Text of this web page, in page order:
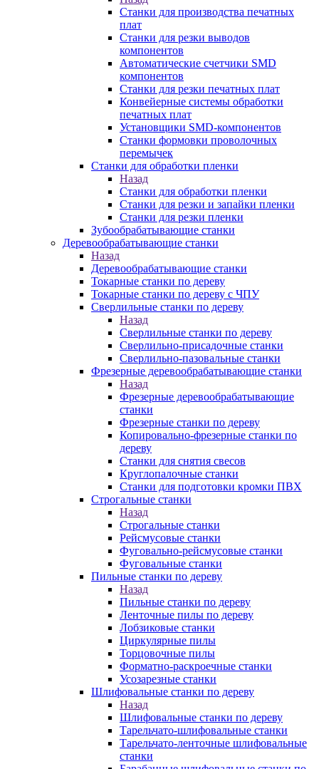
Станки для производства печатных
плат
Станки для резки выводов
компонентов
Автоматические счетчики SMD
компонентов
Станки для резки печатных плат
Конвейерные системы обработки
печатных плат
Установщики SMD-компонентов
Станки формовки проволочных
перемычек
Станки для обработки пленки
Назад
Станки для обработки пленки
Станки для резки и запайки пленки
Станки для резки пленки
Зубообрабатывающие станки
Деревообрабатывающие станки
Назад
Деревообрабатывающие станки
Токарные станки по дереву
Токарные станки по дереву с ЧПУ
Сверлильные станки по дереву
Назад
Сверлильные станки по дереву
Сверлильно-присадочные станки
Сверлильно-пазовальные станки
Фрезерные деревообрабатывающие станки
Назад
Фрезерные деревообрабатывающие
станки
Фрезерные станки по дереву
Копировально-фрезерные станки по
дереву
Станки для снятия свесов
Круглопалочные станки
Станки для подготовки кромки ПВХ
Строгальные станки
Назад
Строгальные станки
Рейсмусовые станки
Фуговально-рейсмусовые станки
Фуговальные станки
Пильные станки по дереву
Назад
Пильные станки по дереву
Ленточные пилы по дереву
Лобзиковые станки
Циркулярные пилы
Торцовочные пилы
Форматно-раскроечные станки
Усозарезные станки
Шлифовальные станки по дереву
Назад
Шлифовальные станки по дереву
Тарельчато-шлифовальные станки
Тарельчато-ленточные шлифовальные
станки